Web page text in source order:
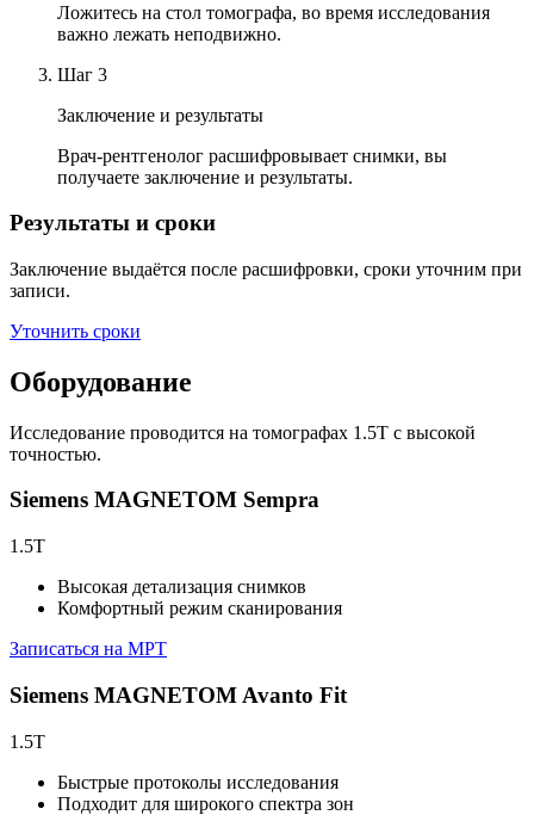
Ложитесь на стол томографа, во время исследования
важно лежать неподвижно.
Шаг 3
Заключение и результаты
Врач-рентгенолог расшифровывает снимки, вы
получаете заключение и результаты.
Результаты и сроки
Заключение выдаётся после расшифровки, сроки уточним при
записи.
Уточнить сроки
Оборудование
Исследование проводится на томографах 1.5T с высокой
точностью.
Siemens MAGNETOM Sempra
1.5T
Высокая детализация снимков
Комфортный режим сканирования
Записаться на МРТ
Siemens MAGNETOM Avanto Fit
1.5T
Быстрые протоколы исследования
Подходит для широкого спектра зон